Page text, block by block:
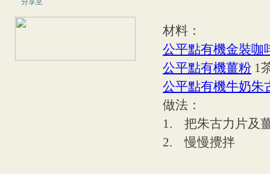
分享至
材料：
公平點有機金裝咖
公平點有機薑粉 1
公平點有機牛奶朱
做法：
1. 把朱古力片及
2. 慢慢攪拌